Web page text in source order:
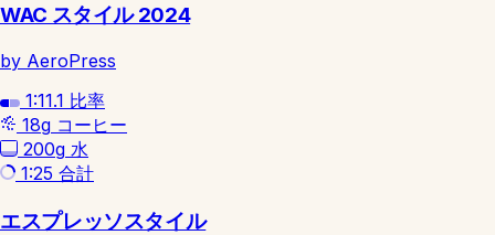
WAC スタイル 2024
by AeroPress
1:11.1 比率
18g コーヒー
200g 水
1:25 合計
エスプレッソスタイル